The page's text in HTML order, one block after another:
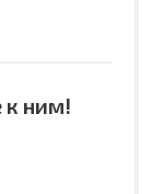
к ним!